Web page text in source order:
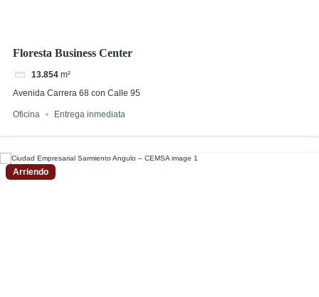
Floresta Business Center
13.854 m²
Avenida Carrera 68 con Calle 95
Oficina Entrega inmediata
Arriendo